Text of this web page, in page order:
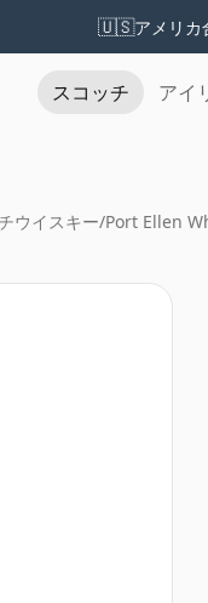
🇺🇸アメリカ
スコッチ アイ
ウイスキー/Port Ellen